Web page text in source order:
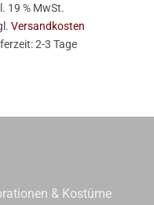
19 % MwSt.
Versandkosten
2-3 Tage
& Kostüme